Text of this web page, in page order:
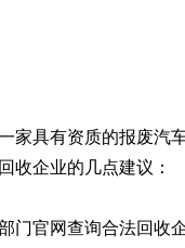
家具有资质的报废汽
收企业的几点建议：
官网查询合法回收企